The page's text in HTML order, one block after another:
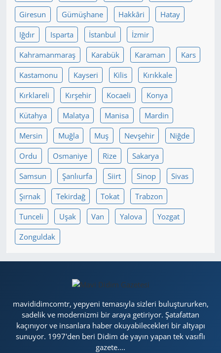
Giresun Gümüşhane Hakkâri Hatay
Iğdır Isparta İstanbul İzmir
Kahramanmaraş Karabük Karaman Kars
Kastamonu Kayseri Kilis Kırıkkale
Kırklareli Kırşehir Kocaeli Konya
Kütahya Malatya Manisa Mardin
Mersin Muğla Muş Nevşehir Niğde
Ordu Osmaniye Rize Sakarya
Samsun Şanlıurfa Siirt Sinop Sivas
Şırnak Tekirdağ Tokat Trabzon
Tunceli Uşak Van Yalova Yozgat
Zonguldak
mavididimcomtr, yepyeni temasıyla sizleri buluştururken,
sadelik ve modernizmi bir araya getiriyor. Şatafattan
kaçınıyor ve insanlara haber okuyabilecekleri bir altyapı
sunuyor. 1997'den beri Didim de yayın yapan tek vasıflı
gazete....